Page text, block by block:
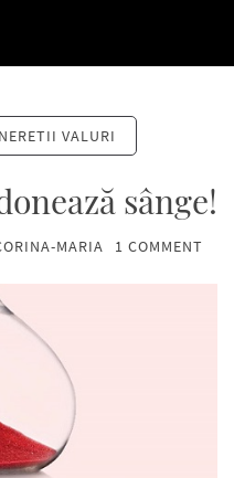
VALURI
sânge!
MARIA 1 COMMENT